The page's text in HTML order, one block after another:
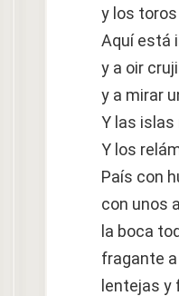
y los
Aquí está
y a oir
y a mirar
Y las islas
Y los
País con
con unos
la boca
fragante
lentejas y